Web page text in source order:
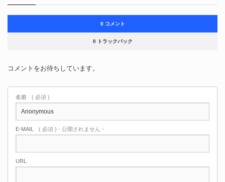
0 コメント
0 トラックバック
コメントをお待ちしています。
名前 ( 必須 )
E-MAIL ( 必須 ) - 公開されません -
URL